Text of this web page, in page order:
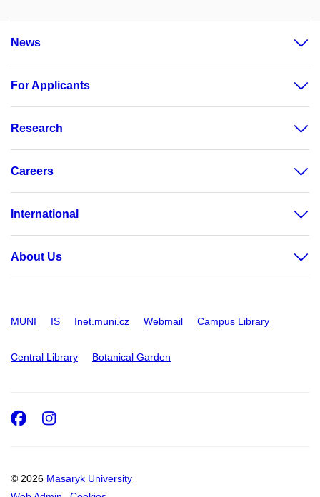
News
For Applicants
Research
Careers
International
About Us
MUNI IS Inet.muni.cz Webmail Campus Library
Central Library Botanical Garden
© 2026 Masaryk University
Facebook
Instagram